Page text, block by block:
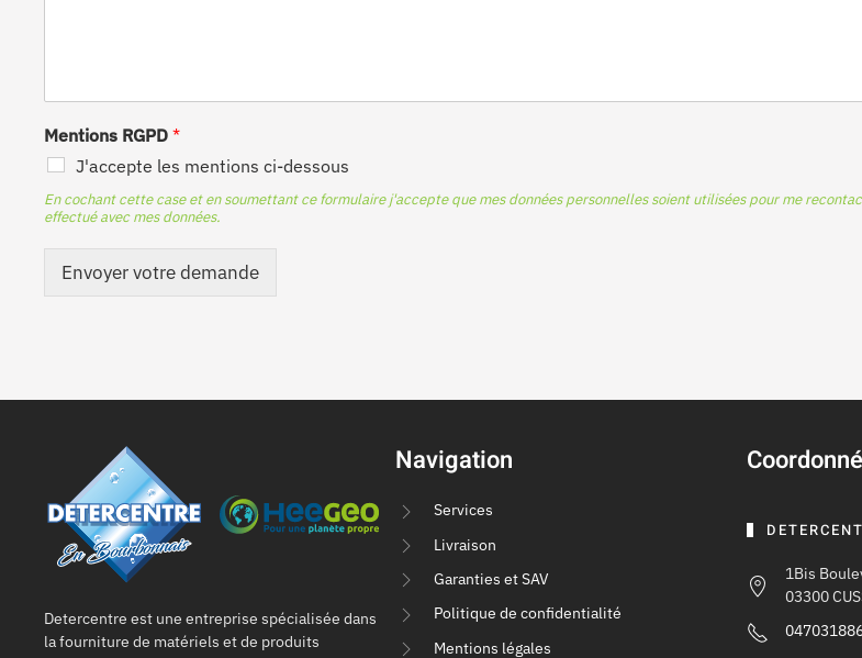
Mentions RGPD *
J'accepte les mentions ci-dessous
En cochant cette case et en soumettant ce formulaire j'accepte que mes données personnelles soient utilisées pour me
effectué avec mes données.
Envoyer votre demande
Detercentre est une entreprise spécialisée dans
la fourniture de matériels et de produits
Navigation
Services
Livraison
Garanties et SAV
Politique de confidentialité
Mentions légales
1Bis
03300